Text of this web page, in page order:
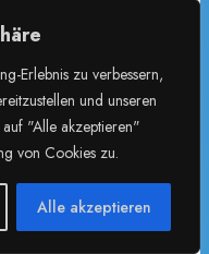
Erlebnis zu verbessern,
und unseren
"Alle akzeptieren"
von Cookies zu.
Alle akzeptieren
Option
matt, rau)
den Eindruck